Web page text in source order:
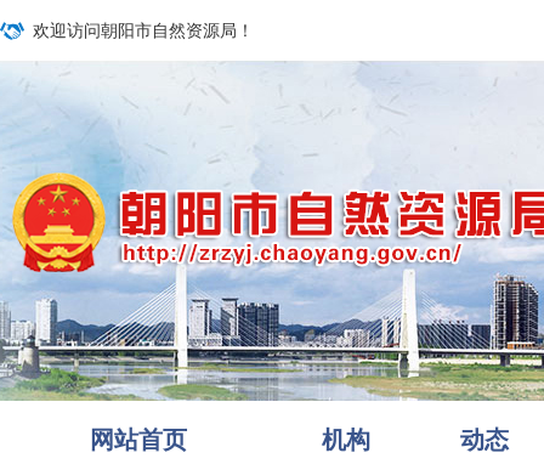
欢迎访问朝阳市自然资源局！
网站首页 机构 动态